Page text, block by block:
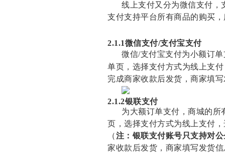
线上支付又分为微信支付，
支付支持平台所有商品的购买
2.1.1微信支付/支付宝支付
微信/支付宝支付为小额订
单页，选择支付方式为线上支
完成商家收款后发货，商家填
2.1.2银联支付
为大额订单支付，商城的
页，选择支付方式为线上支付
（注：银联支付账号只支持对
家收款后发货，商家填写发货